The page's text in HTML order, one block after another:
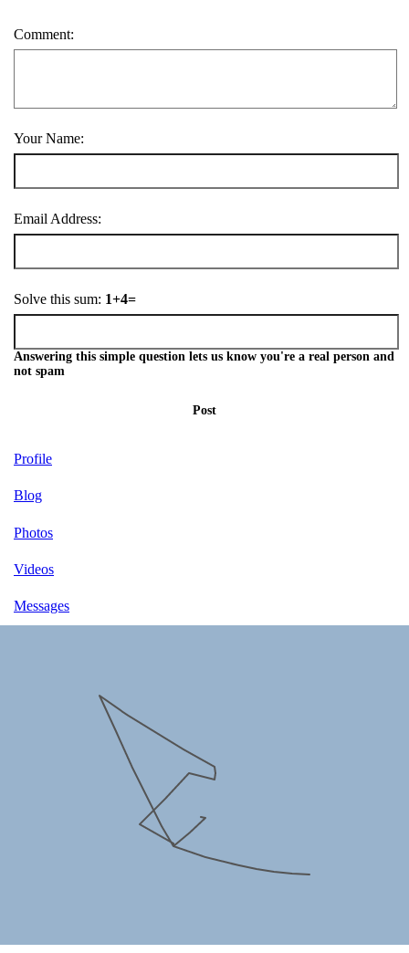
Comment:
Your Name:
Email Address:
Solve this sum: 1+4=
Answering this simple question lets us know you're a real person and
not spam
Post
Profile
Blog
Photos
Videos
Messages